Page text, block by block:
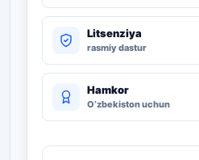
Litsenziya
rasmiy dastur
Hamkor
O‘zbekiston uchun